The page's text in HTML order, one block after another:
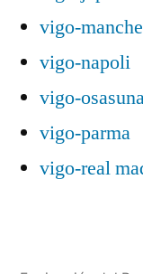
vigo-
vigo-napoli
vigo-
vigo-parma
vigo-real